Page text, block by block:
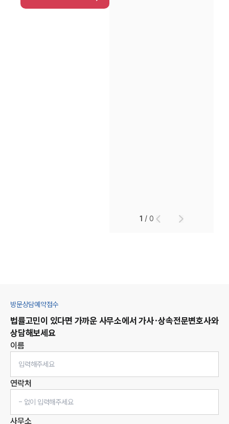
1 /0
방문상담예약접수
법률고민이 있다면 가까운 사무소에서 가사·상속전문변호사와
상담해보세요
이름
연락처
사무소